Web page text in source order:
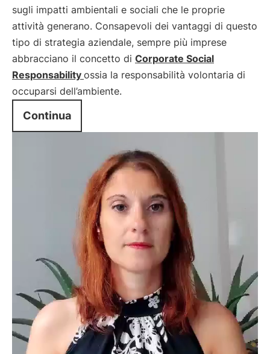
sugli impatti ambientali e sociali che le proprie
attività generano. Consapevoli dei vantaggi di questo
tipo di strategia aziendale, sempre più imprese
abbracciano il concetto di Corporate Social
Responsability ossia la responsabilità volontaria di
occuparsi dell’ambiente.
Continua